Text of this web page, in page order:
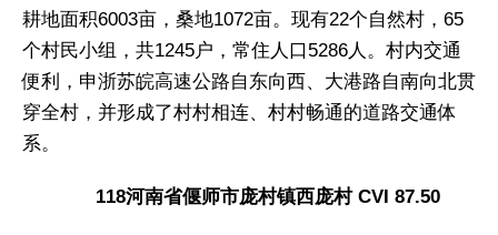
耕地面积6003亩，桑地1072亩。现有22个自然村，65
个村民小组，共1245户，常住人口5286人。村内交通
便利，申浙苏皖高速公路自东向西、大港路自南向北贯
穿全村，并形成了村村相连、村村畅通的道路交通体
系。
118河南省偃师市庞村镇西庞村 CVI 87.50